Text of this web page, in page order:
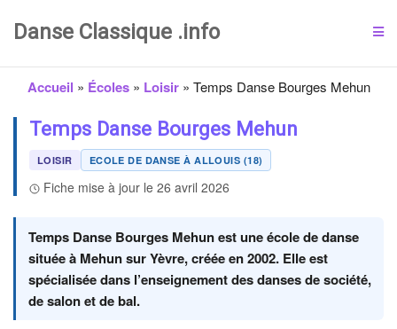
Danse Classique .info
Accueil » Écoles» Loisir» Temps Danse Bourges Mehun
Temps Danse Bourges Mehun
LOISIR ECOLE DE DANSE À ALLOUIS (18)
Fiche mise à jour le 26 avril 2026
Temps Danse Bourges Mehun est une école de danse
située à Mehun sur Yèvre, créée en 2002. Elle est
spécialisée dans l’enseignement des danses de société,
de salon et de bal.